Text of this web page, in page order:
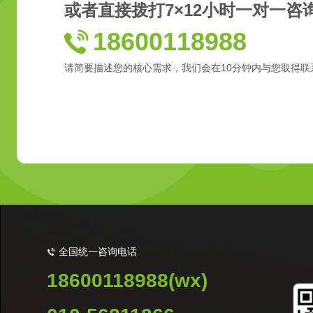
或者直接拨打7×12小时一对一咨
18600118988
请简要描述您的核心需求，我们会在10分钟内与您取得联
全国统一咨询电话
18600118988(wx)